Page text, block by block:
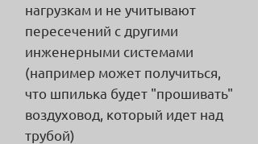
нагрузкам и не учитывают
пересечений с другими
инженерными системами
(например может получиться,
что шпилька будет "прошивать"
воздуховод, который идет над
трубой)